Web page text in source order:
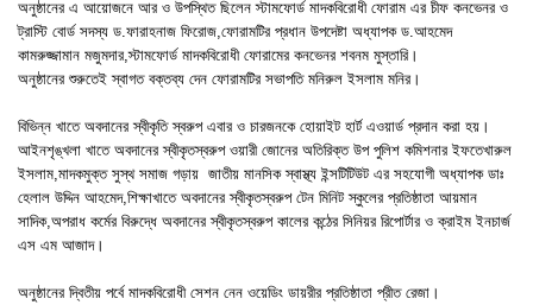
অনুষ্ঠানের এ আয়োজনে আর ও উপস্থিত ছিলেন স্টামফোর্ড মাদকবিরোধী ফোরাম এর চীফ কনভেনর ও
ট্রাস্টি বোর্ড সদস্য ড.ফারাহনাজ ফিরোজ,ফোরামটির প্রধান উপদেষ্টা অধ্যাপক ড.আহমেদ
কামরুজ্জামান মজুমদার,স্টামফোর্ড মাদকবিরোধী ফোরামের কনভেনর শবনম মুস্তারি।
অনুষ্ঠানের শুরুতেই স্বাগত বক্তব্য দেন ফোরামটির সভাপতি মনিরুল ইসলাম মনির।
বিভিন্ন খাতে অবদানের স্বীকৃতি স্বরুপ এবার ও চারজনকে হোয়াইট হার্ট এওয়ার্ড প্রদান করা হয়।
আইনশৃঙ্খলা খাতে অবদানের স্বীকৃতস্বরুপ ওয়ারী জোনের অতিরিক্ত উপ পুলিশ কমিশনার ইফতেখারুল
ইসলাম,মাদকমুক্ত সুস্থ সমাজ গড়ায় জাতীয় মানসিক স্বাস্থ্য ইন্সটিটিউট এর সহযোগী অধ্যাপক ডাঃ
হেলাল উদ্দিন আহমেদ,শিক্ষাখাতে অবদানের স্বীকৃতস্বরুপ টেন মিনিট স্কুলের প্রতিষ্ঠাতা আয়মান
সাদিক,অপরাধ কর্মের বিরুদ্ধে অবদানের স্বীকৃতস্বরুপ কালের কন্ঠের সিনিয়র রিপোর্টার ও ক্রাইম ইনচার্জ
এস এম আজাদ।
অনুষ্ঠানের দ্বিতীয় পর্বে মাদকবিরোধী সেশন নেন ওয়েডিং ডায়রীর প্রতিষ্ঠাতা প্রীত রেজা।